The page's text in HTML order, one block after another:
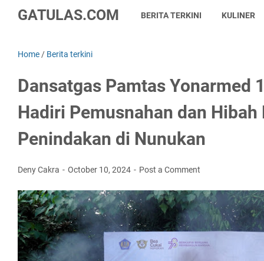
GATULAS.COM BERITA TERKINI KULINER
Home / Berita terkini
Dansatgas Pamtas Yonarmed
Hadiri Pemusnahan dan Hibah
Penindakan di Nunukan
Deny Cakra October 10, 2024 Post a Comment